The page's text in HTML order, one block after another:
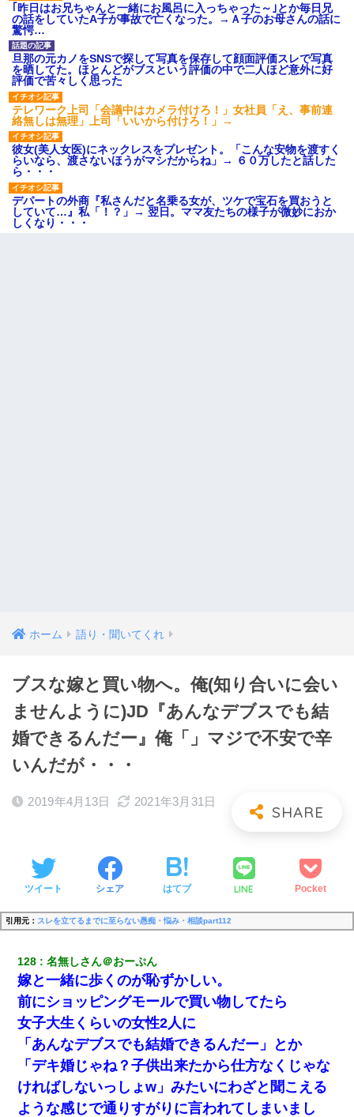
｢昨日はお兄ちゃんと一緒にお風呂に入っちゃった～｣とか毎日兄
の話をしていたA子が事故で亡くなった。→Ａ子のお母さんの話に
驚愕…
旦那の元カノをSNSで探して写真を保存して顔面評価スレで写真
を晒してた。ほとんどがブスという評価の中で二人ほど意外に好
評価で苦々しく思った
テレワーク上司「会議中はカメラ付けろ！」女社員「え、事前連
絡無しは無理」上司「いいから付けろ！」→
彼女(美人女医)にネックレスをプレゼント。「こんな安物を渡すく
らいなら、渡さないほうがマシだからね」→ ６０万したと話した
ら・・・
デパートの外商『私さんだと名乗る女が、ツケで宝石を買おうと
していて…』私「！？」→ 翌日。ママ友たちの様子が微妙におか
しくなり・・・
ホーム 語り・聞いてくれ
ブスな嫁と買い物へ。俺(知り合いに会い
ませんように)JD『あんなデブスでも結
婚できるんだー』俺「」マジで不安で辛
いんだが・・・
2019年4月13日 2021年3月31日
ツイート シェア はてブ LINE Pocket
引用元： スレを立てるまでに至らない愚痴・悩み・相談part112
128 名無しさん＠おーぷん
嫁と一緒に歩くのが恥ずかしい。
前にショッピングモールで買い物してたら
女子大生くらいの女性2人に
「あんなデブスでも結婚できるんだー」とか
「デキ婚じゃね？子供出来たから仕方なくじゃな
ければしないっしょw」みたいにわざと聞こえる
ような感じで通りすがりに言われてしまいまし